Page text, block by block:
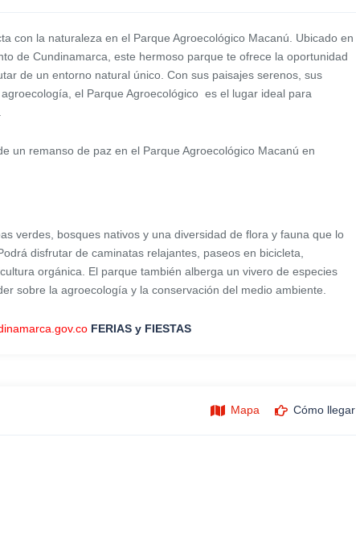
con la naturaleza en el Parque Agroecológico Macanú. Ubicado en
de Cundinamarca, este hermoso parque te ofrece la oportunidad
de un entorno natural único. Con sus paisajes serenos, sus
el Parque Agroecológico es el lugar ideal para
un remanso de paz en el Parque Agroecológico Macanú en
verdes, bosques nativos y una diversidad de flora y fauna que lo
disfrutar de caminatas relajantes, paseos en bicicleta,
orgánica. El parque también alberga un vivero de especies
sobre la agroecología y la conservación del medio ambiente.
FERIAS y FIESTAS
Mapa Cómo llegar